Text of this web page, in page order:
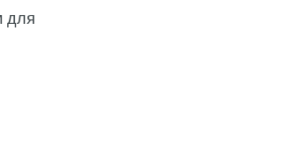
для